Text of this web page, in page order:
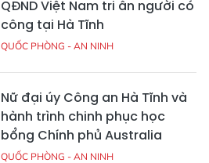
QĐND Việt Nam tri ân người có
công tại Hà Tĩnh
QUỐC PHÒNG - AN NINH
Nữ đại úy Công an Hà Tĩnh và
hành trình chinh phục học
bổng Chính phủ Australia
QUỐC PHÒNG - AN NINH